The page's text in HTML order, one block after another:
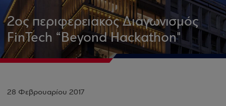
2ος περιφερειακός Διαγωνισμός
FinTech “Beyond Hackathon"
28 Φεβρουαρίου 2017